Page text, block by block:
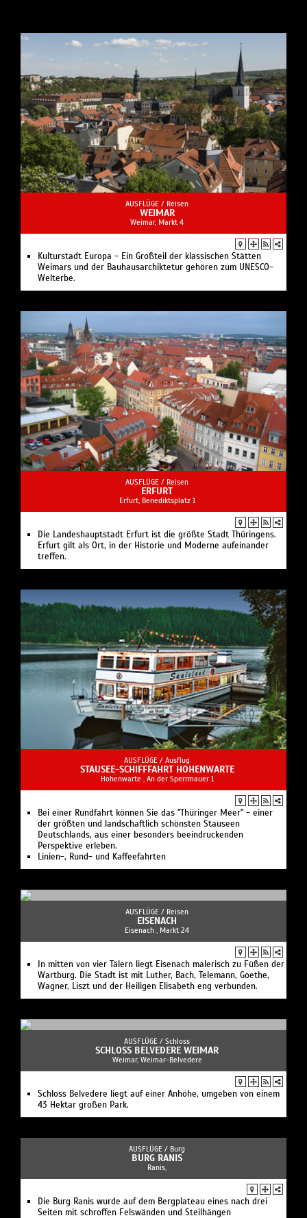
AUSFLÜGE / Reisen
WEIMAR
Weimar, Markt 4
Kulturstadt Europa - Ein Großteil der klassischen Stätten
Weimars und der Bauhausarchiktetur gehören zum UNESCO-
Welterbe.
AUSFLÜGE / Reisen
ERFURT
Erfurt, Benediktsplatz 1
Die Landeshauptstadt Erfurt ist die größte Stadt Thüringens.
Erfurt gilt als Ort, in der Historie und Moderne aufeinander
treffen.
AUSFLÜGE / Ausflug
STAUSEE-SCHIFFFAHRT HOHENWARTE
Hohenwarte , An der Sperrmauer 1
Bei einer Rundfahrt können Sie das "Thüringer Meer" - einer
der größten und landschaftlich schönsten Stauseen
Deutschlands, aus einer besonders beeindruckenden
Perspektive erleben.
Linien-, Rund- und Kaffeefahrten
AUSFLÜGE / Reisen
EISENACH
Eisenach , Markt 24
In mitten von vier Tälern liegt Eisenach malerisch zu Füßen der
Wartburg. Die Stadt ist mit Luther, Bach, Telemann, Goethe,
Wagner, Liszt und der Heiligen Elisabeth eng verbunden.
AUSFLÜGE / Schloss
SCHLOSS BELVEDERE WEIMAR
Weimar, Weimar-Belvedere
Schloss Belvedere liegt auf einer Anhöhe, umgeben von einem
43 Hektar großen Park.
AUSFLÜGE / Burg
BURG RANIS
Ranis,
Die Burg Ranis wurde auf dem Bergplateau eines nach drei
Seiten mit schroffen Felswänden und Steilhängen